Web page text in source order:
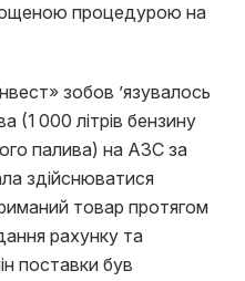
процедурою на
зобов ʼязувалось
(1 000 літрів бензину
палива) на АЗС за
здійснюватися
товар протягом
рахунку та
поставки був